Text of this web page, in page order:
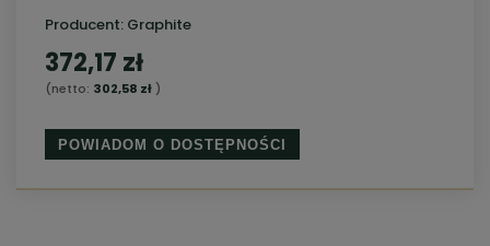
Producent: Graphite
372,17 zł
(netto: 302,58 zł)
POWIADOM O DOSTĘPNOŚCI